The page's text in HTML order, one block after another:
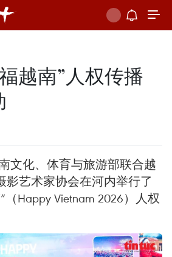
越南”人权传播
文化、体育与旅游部联合越
影艺术家协会在河内举行了
（Happy Vietnam 2026）人权